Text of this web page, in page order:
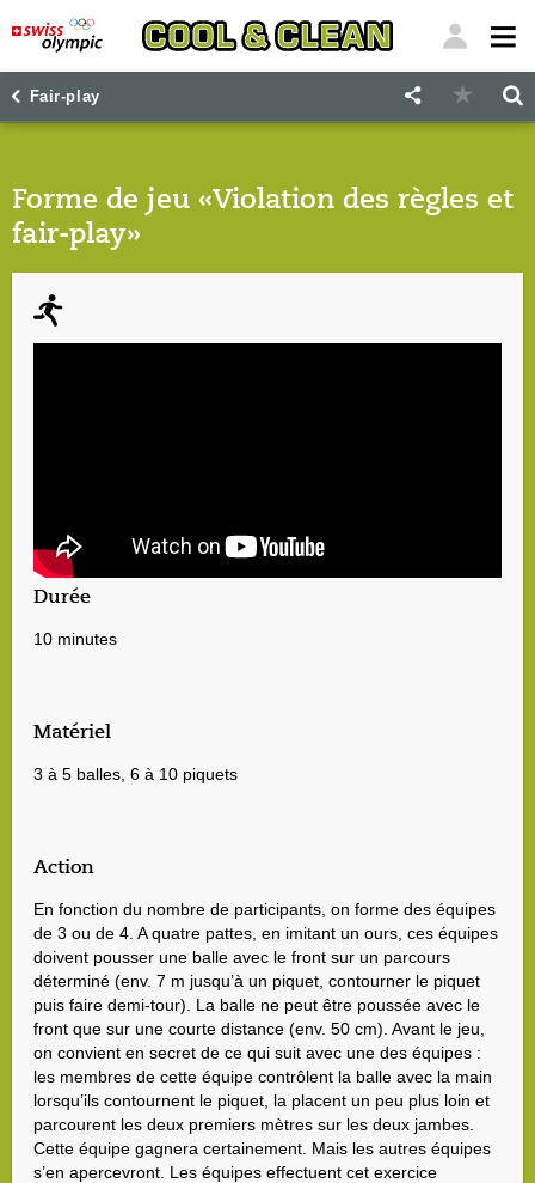
Fair-play
Forme de jeu «Violation des règles et
fair-play»
Durée
10 minutes
Matériel
3 à 5 balles, 6 à 10 piquets
Action
En fonction du nombre de participants, on forme des équipes
de 3 ou de 4. A quatre pattes, en imitant un ours, ces équipes
doivent pousser une balle avec le front sur un parcours
déterminé (env. 7 m jusqu’à un piquet, contourner le piquet
puis faire demi-tour). La balle ne peut être poussée avec le
front que sur une courte distance (env. 50 cm). Avant le jeu,
on convient en secret de ce qui suit avec une des équipes :
les membres de cette équipe contrôlent la balle avec la main
lorsqu’ils contournent le piquet, la placent un peu plus loin et
parcourent les deux premiers mètres sur les deux jambes.
Cette équipe gagnera certainement. Mais les autres équipes
s’en apercevront. Les équipes effectuent cet exercice